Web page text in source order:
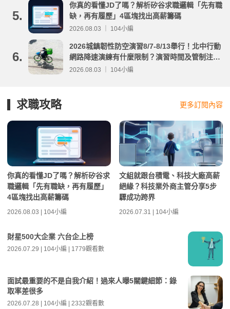
5.
你真的看懂JD了嗎？解析矽谷求職邏輯「先有職
缺，再有履歷」4區塊找出高薪籌碼
2026.08.03 ｜ 104小編
6.
2026城鎮韌性防空演習8/7-8/13舉行！北中行動
網路降速演練有什麼限制？演習時間及管制注意
事項整理
2026.08.03 ｜ 104小編
求職攻略 更多訂閱內容
你真的看懂JD了嗎？解析矽谷求
職邏輯「先有職缺，再有履歷」
4區塊找出高薪籌碼
2026.08.03 | 104小編
文組就跟台積電、科技大廠高薪
絕緣？科技業外商主管分享5步
驟成功跨界
2026.07.31 | 104小編
財星500大企業 六台企上榜
2026.07.29 | 104小編 | 1779觀看數
面試最重要的不是自我介紹！過來人曝5關鍵細節：錄
取率差很多
2026.07.28 | 104小編 | 2332觀看數